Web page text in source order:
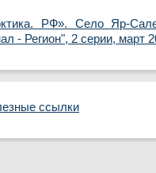
РФ». Село Яр-
- Регион", 2 серии, март
ссылки